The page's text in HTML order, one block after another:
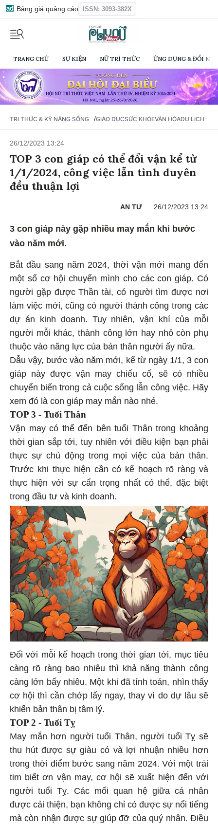
Bảng giá quảng cáo ISSN: 3093-382X
TRANG CHỦ SỰ KIỆN NỮ TRÍ THỨC ỨNG DỤNG & ĐỔI
TRI THỨC & KỸ NĂNG SỐNG /GIÁO DỤCSỨC KHỎEVĂN HÓADU LỊCH-
26/12/2023 13:24
TOP 3 con giáp có thể đổi vận kể từ
1/1/2024, công việc lẫn tình duyên
đều thuận lợi
AN TƯ 26/12/2023 13:24
3 con giáp này gặp nhiều may mắn khi bước
vào năm mới.
Bắt đầu sang năm 2024, thời vận mới mang đến
một số cơ hội chuyển mình cho các con giáp. Có
người gặp được Thần tài, có người tìm được nơi
làm việc mới, cũng có người thành công trong các
dự án kinh doanh. Tuy nhiên, vận khí của mỗi
người mỗi khác, thành công lớn hay nhỏ còn phụ
thuộc vào năng lực của bản thân người ấy nữa.
Dẫu vậy, bước vào năm mới, kể từ ngày 1/1, 3 con
giáp này được vận may chiếu cố, sẽ có nhiều
chuyển biến trong cả cuộc sống lẫn công việc. Hãy
xem đó là con giáp may mắn nào nhé.
TOP 3 - Tuổi Thân
Vận may có thể đến bên tuổi Thân trong khoảng
thời gian sắp tới, tuy nhiên với điều kiện bạn phải
thực sự chủ động trong mọi việc của bản thân.
Trước khi thực hiện cần có kế hoạch rõ ràng và
thực hiện với sự cẩn trọng nhất có thể, đặc biệt
trong đầu tư và kinh doanh.
Đối với mỗi kế hoạch trong thời gian tới, mục tiêu
càng rõ ràng bao nhiêu thì khả năng thành công
càng lớn bấy nhiêu. Một khi đã tính toán, nhìn thấy
cơ hội thì cần chớp lấy ngay, thay vì do dự lâu sẽ
khiến bản thân bị tâm lý.
TOP 2 - Tuổi Tỵ
May mắn hơn người tuổi Thân, người tuổi Tỵ sẽ
thu hút được sự giàu có và lợi nhuận nhiều hơn
trong thời điểm bước sang năm 2024. Với một trái
tim biết ơn vận may, cơ hội sẽ xuất hiện đến với
người tuổi Tỵ. Các mối quan hệ giữa cá nhân
được cải thiện, bạn không chỉ có được sự nổi tiếng
mà còn nhận được sự giúp đỡ của quý nhân. Điều